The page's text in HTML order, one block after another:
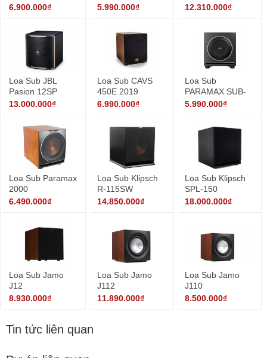
6.900.000₫
5.990.000₫
12.310.000₫
Loa Sub JBL
Pasion 12SP
13.000.000₫
Loa Sub CAVS
450E 2019
6.990.000₫
Loa Sub
PARAMAX SUB-
1000 NEW
5.990.000₫
Loa Sub Paramax
2000
6.490.000₫
Loa Sub Klipsch
R-115SW
14.850.000₫
Loa Sub Klipsch
SPL-150
18.000.000₫
Loa Sub Jamo
J12
8.930.000₫
Loa Sub Jamo
J112
11.890.000₫
Loa Sub Jamo
J110
8.500.000₫
Tin tức liên quan